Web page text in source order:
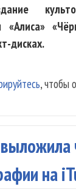
«Алиса»
дисках.
, чтобы
на